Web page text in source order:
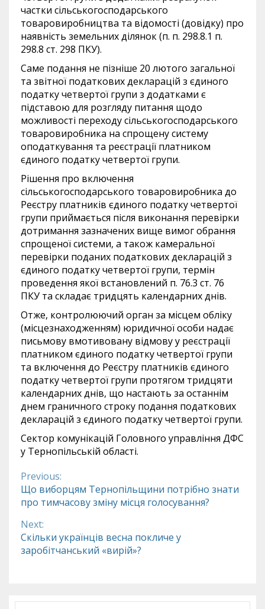
частки сільськогосподарського
товаровиробництва та відомості (довідку) про
наявність земельних ділянок (п. п. 298.8.1 п.
298.8 ст. 298 ПКУ).
Саме подання не пізніше 20 лютого загальної
та звітної податкових декларацій з єдиного
податку четвертої групи з додатками є
підставою для розгляду питання щодо
можливості переходу сільськогосподарського
товаровиробника на спрощену систему
оподаткування та реєстрації платником
єдиного податку четвертої групи.
Рішення про включення
сільськогосподарського товаровиробника до
Реєстру платників єдиного податку четвертої
групи приймається після виконання перевірки
дотримання зазначених вище вимог обрання
спрощеної системи, а також камеральної
перевірки поданих податкових декларацій з
єдиного податку четвертої групи, термін
проведення якої встановлений п. 76.3 ст. 76
ПКУ та складає тридцять календарних днів.
Отже, контролюючий орган за місцем обліку
(місцезнаходженням) юридичної особи надає
письмову вмотивовану відмову у реєстрації
платником єдиного податку четвертої групи
та включення до Реєстру платників єдиного
податку четвертої групи протягом тридцяти
календарних днів, що настають за останнім
днем граничного строку подання податкових
декларацій з єдиного податку четвертої групи.
Сектор комунікацій Головного управління ДФС
у Тернопільській області.
Continue
Reading
Previous:
Що виборцям Тернопільщини потрібно знати
про тимчасову зміну місця голосування?
Next:
Скільки українців весна покличе у
заробітчанський «вирій»?